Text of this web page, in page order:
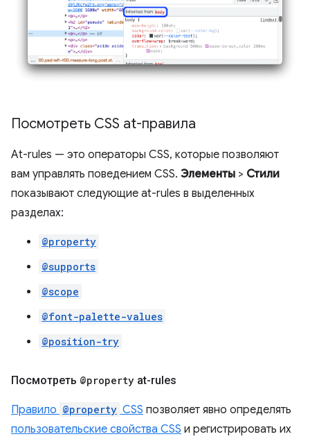
Посмотреть CSS at-правила
At-rules — это операторы CSS, которые позволяют
вам управлять поведением CSS. Элементы > Стили
показывают следующие at-rules в выделенных
разделах:
@property
@supports
@scope
@font-palette-values
@position-try
Посмотреть @property at-rules
Правило @property CSS позволяет явно определять
пользовательские свойства CSS и регистрировать их